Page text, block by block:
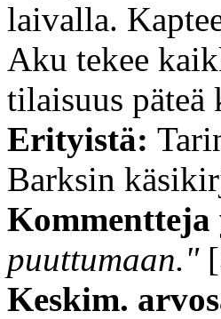
laivalla.
Aku tekee
tilaisuus
Erityistä:
Barksin
Kommentteja
puuttumaan."
Keskim.